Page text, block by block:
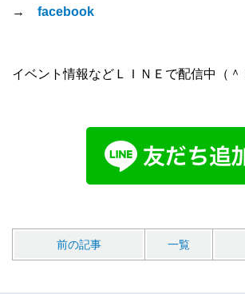
→ facebook
イベント情報などＬＩＮＥで配信中（＾
前の記事 一覧